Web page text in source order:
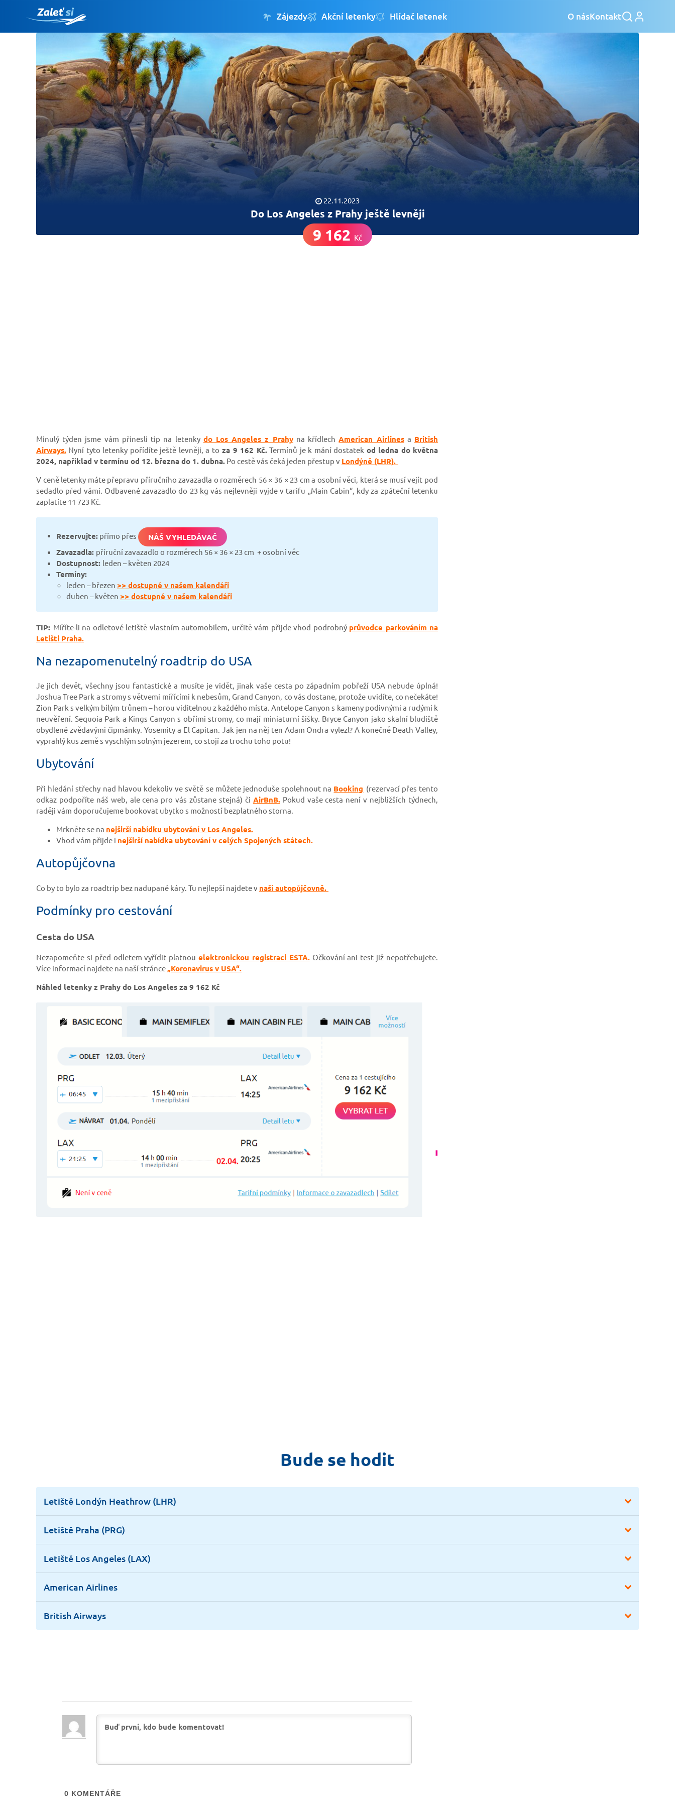
Zájezdy Akční letenky Hlídač letenek O násKontakt
22.11.2023
Do Los Angeles z Prahy ještě levněji
9 162 Kč
Minulý týden jsme vám přinesli tip na letenky do Los Angeles z Prahyna křídlech American Airlinesa British
Airways. Nyní tyto letenky pořídíte ještě levněji, a to za 9 162 Kč. Termínů je k mání dostatek od ledna do května
2024, například v termínu od 12. března do 1. dubna. Po cestě vás čeká jeden přestup v Londýně (LHR).
V ceně letenky máte přepravu příručního zavazadla o rozměrech 56 × 36 × 23 cm a osobní věci, která se musí vejít pod
sedadlo před vámi. Odbavené zavazadlo do 23 kg vás nejlevněji vyjde v tarifu „Main Cabin“, kdy za zpáteční letenku
zaplatíte 11 723 Kč.
Rezervujte: přímo přes
NÁŠ VYHLEDÁVAČ
Zavazadla: příruční zavazadlo o rozměrech 56 × 36 × 23 cm + osobní věc
Dostupnost: leden – květen 2024
Termíny:
leden – březen >> dostupné v našem kalendáři
duben – květen >> dostupné v našem kalendáři
TIP: Míříte-li na odletové letiště vlastním automobilem, určitě vám přijde vhod podrobný průvodce parkováním na
Letišti Praha.
Na nezapomenutelný roadtrip do USA
Je jich devět, všechny jsou fantastické a musíte je vidět, jinak vaše cesta po západním pobřeží USA nebude úplná!
Joshua Tree Park a stromy s větvemi mířícími k nebesům, Grand Canyon, co vás dostane, protože uvidíte, co nečekáte!
Zion Park s velkým bílým trůnem – horou viditelnou z každého místa. Antelope Canyon s kameny podivnými a rudými k
neuvěření. Sequoia Park a Kings Canyon s obřími stromy, co mají miniaturní šišky. Bryce Canyon jako skalní bludiště
obydlené zvědavými čipmánky. Yosemity a El Capitan. Jak jen na něj ten Adam Ondra vylezl? A konečně Death Valley,
vyprahlý kus země s vyschlým solným jezerem, co stojí za trochu toho potu!
Ubytování
Při hledání střechy nad hlavou kdekoliv ve světě se můžete jednoduše spolehnout na Booking (rezervací přes tento
odkaz podpoříte náš web, ale cena pro vás zůstane stejná) či AirBnB.Pokud vaše cesta není v nejbližších týdnech,
raději vám doporučujeme bookovat ubytko s možností bezplatného storna.
Mrkněte se na nejširší nabídku ubytování v Los Angeles.
Vhod vám přijde i nejširší nabídka ubytování v celých Spojených státech.
Autopůjčovna
Co by to bylo za roadtrip bez nadupané káry. Tu nejlepší najdete v naší autopůjčovně.
Podmínky pro cestování
Cesta do USA
Nezapomeňte si před odletem vyřídit platnouelektronickou registraci ESTA.Očkování ani test již nepotřebujete.
Více informací najdete na naší stránce„Koronavirus v USA“.
Náhled letenky z Prahy do Los Angeles za 9 162 Kč
Bude se hodit
Letiště Londýn Heathrow (LHR)
Letiště Praha (PRG)
Letiště Los Angeles (LAX)
American Airlines
British Airways
0 KOMENTÁŘE